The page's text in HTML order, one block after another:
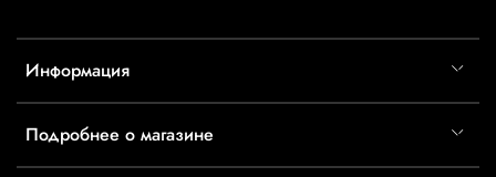
Информация
Подробнее о магазине